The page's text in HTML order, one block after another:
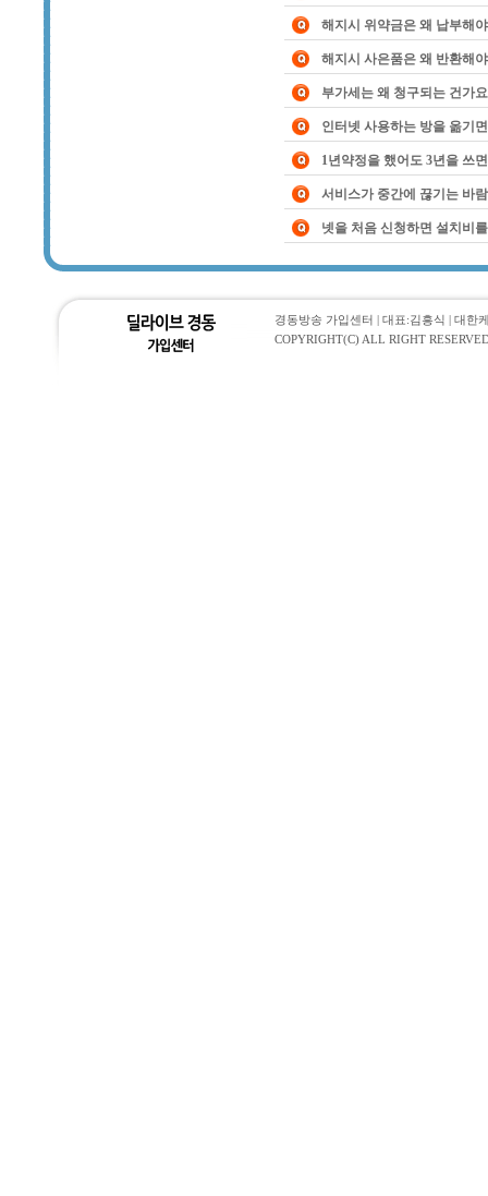
해지시 위약금은 왜 납부해
해지시 사은품은 왜 반환해
부가세는 왜 청구되는 건가
인터넷 사용하는 방을 옮기
1년약정을 했어도 3년을 쓰
서비스가 중간에 끊기는 바
넷을 처음 신청하면 설치비
경동방송 가입센터 | 대표:김흥식 | 대한
COPYRIGHT(C) ALL RIGHT